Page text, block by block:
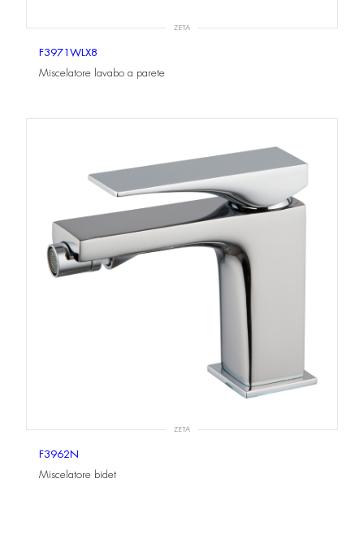
ZETA
F3971WLX8
Miscelatore lavabo a parete
ZETA
F3962N
Miscelatore bidet